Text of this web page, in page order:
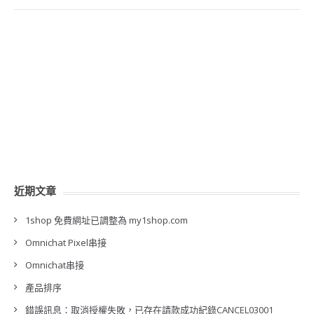
近期文章
1shop 免費網址已調整為 my1shop.com
Omnichat Pixel串接
Omnichat串接
產品排序
錯誤訊息：取消授權失敗，已存在請款成功紀錄CANCEL03001